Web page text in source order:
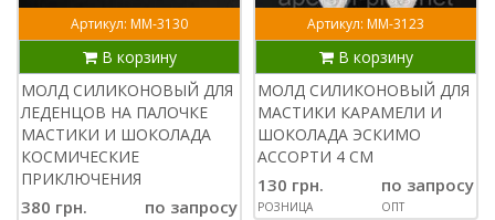
Артикул: ММ-3130
В корзину
МОЛД СИЛИКОНОВЫЙ ДЛЯ
ЛЕДЕНЦОВ НА ПАЛОЧКЕ
МАСТИКИ И ШОКОЛАДА
КОСМИЧЕСКИЕ
ПРИКЛЮЧЕНИЯ
380 грн. по запросу
Артикул: ММ-3123
В корзину
МОЛД СИЛИКОНОВЫЙ ДЛЯ
МАСТИКИ КАРАМЕЛИ И
ШОКОЛАДА ЭСКИМО
АССОРТИ 4 СМ
130 грн.
РОЗНИЦА
по запросу
ОПТ